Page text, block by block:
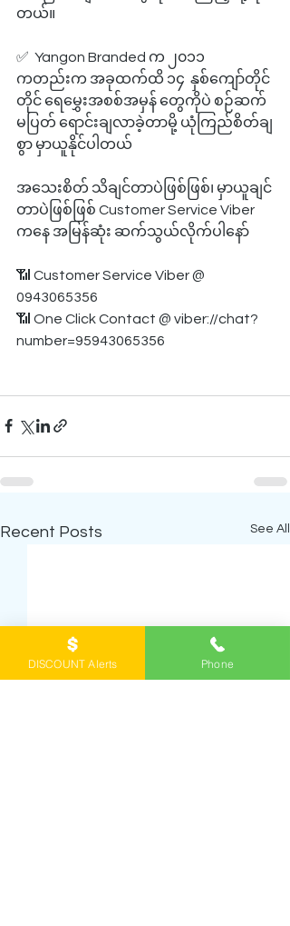
တယ်။
✅  Yangon Branded က ၂၀၁၁
ကတည်းက အခုထက်ထိ ၁၄  နှစ်ကျော်တိုင်
တိုင် ရေမွှေးအစစ်အမှန် တွေကိုပဲ စဉ်ဆက်
မပြတ် ရောင်းချလာခဲ့တာမို့ ယုံကြည်စိတ်ချ
စွာ မှာယူနိုင်ပါတယ်
အသေးစိတ် သိချင်တာပဲဖြစ်ဖြစ်၊ မှာယူချင်
တာပဲဖြစ်ဖြစ် Customer Service Viber
ကနေ အမြန်ဆုံး ဆက်သွယ်လိုက်ပါနော်
📶 Customer Service Viber @
0943065356
📶 One Click Contact @ viber://chat?
number=95943065356
Recent Posts See All
DISCOUNT Alerts Phone